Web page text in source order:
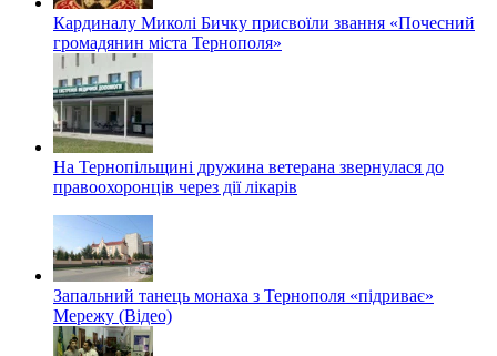
Кардиналу Миколі Бичку присвоїли звання «Почесний
громадянин міста Тернополя»
На Тернопільщині дружина ветерана звернулася до
правоохоронців через дії лікарів
Запальний танець монаха з Тернополя «підриває»
Мережу (Відео)